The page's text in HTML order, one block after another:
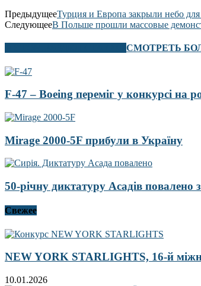
ПредыдущееТурция и Европа закрыли небо
СледующееВ Польше прошли массовые
СМОТРЕТЬ
F-47 – Boeing переміг у конкурсі на
Mirage 2000-5F прибули в Україну
50-річну диктатуру Асадів повалено
Свежее
NEW YORK STARLIGHTS, 16-й
10.01.2026